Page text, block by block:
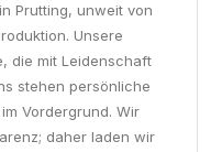
Prutting, unweit von
Unsere
die mit Leidenschaft
stehen persönliche
Vordergrund. Wir
daher laden wir